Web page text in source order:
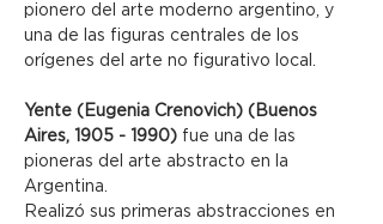
pionero del arte moderno argentino, y
una de las figuras centrales de los
orígenes del arte no figurativo local.
Yente (Eugenia Crenovich) (Buenos
Aires, 1905 - 1990) fue una de las
pioneras del arte abstracto en la
Argentina.
Realizó sus primeras abstracciones en